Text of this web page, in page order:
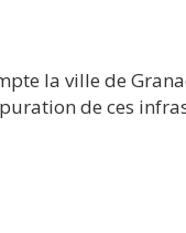
la ville de
de ces